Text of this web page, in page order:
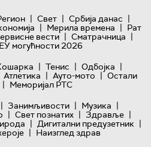
| Свет | Србија данас |
| Мерила времена | Рат
вести | Сматрачница |
ЕУ могућности 2026
| Тенис | Одбојка |
Атлетика | Ауто-мото | Остали
| Меморијал РТС
| Занимљивости | Музика |
| Свет познатих | Здравље |
| Дигитални предузетник |
| Наизглед здрав